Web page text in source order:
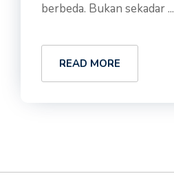
berbeda. Bukan sekadar ...
READ MORE